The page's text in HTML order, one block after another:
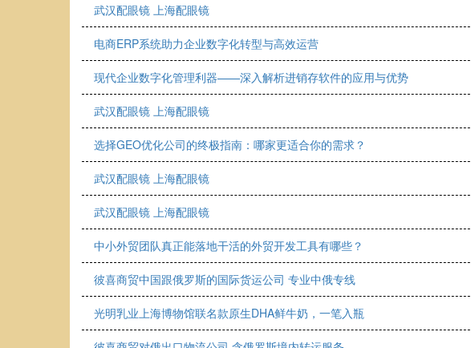
武汉配眼镜 上海配眼镜
电商ERP系统助力企业数字化转型与高效运营
现代企业数字化管理利器——深入解析进销存软件的应用与优势
武汉配眼镜 上海配眼镜
选择GEO优化公司的终极指南：哪家更适合你的需求？
武汉配眼镜 上海配眼镜
武汉配眼镜 上海配眼镜
中小外贸团队真正能落地干活的外贸开发工具有哪些？
彼喜商贸中国跟俄罗斯的国际货运公司 专业中俄专线
光明乳业上海博物馆联名款原生DHA鲜牛奶，一笔入瓶